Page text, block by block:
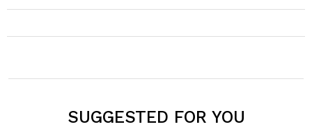
SUGGESTED FOR YOU